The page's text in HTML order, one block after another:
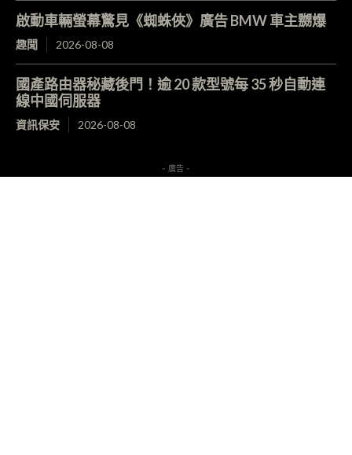
啟動車輛螢幕驚見《蜘蛛俠》廣告 BMW 車主嬲爆
趣聞 2026-08-08
國產路由器秘藏後門！逾 20 款型號每 35 秒自動連
線中國伺服器
資訊保安 2026-08-08
- 廣告 -